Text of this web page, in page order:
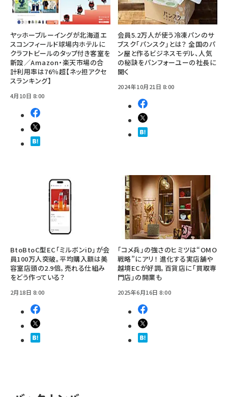
ヤッホーブルーイングが北海道エ
スコンフィールド球場内ホテルに
クラフトビールのタップ付き客室を
新設／Amazon・楽天市場の合
計利用率は76％超【ネッ担アクセ
スランキング】
4月10日 8:00
会員5.2万人が使う冷凍パンのサ
ブスク「パンスク」とは？ 全国のパ
ン屋と作るビジネスモデル、人気
の秘訣をパンフォーユーの社長に
聞く
2024年10月21日 8:00
BtoBtoC型EC「ミルボンiD」が会
員100万人突破。平均購入額は美
容室店頭の2.9倍。売れる仕組み
をどう作っている？
2月18日 8:00
「コメ兵」の強さのヒミツは“OMO
戦略”にアリ！ 進化する実店舗や
越境ECが好調。百貨店に「買取専
門店」の開業も
2025年6月16日 8:00